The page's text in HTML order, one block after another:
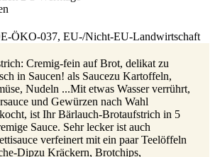
ÖKO-037, EU-/Nicht-EU-Landwirtschaft
Cremig-fein auf Brot, delikat zu
in Saucen! als Saucezu Kartoffeln,
Nudeln ...Mit etwas Wasser verrührt,
und Gewürzen nach Wahl
ist Ihr Bärlauch-Brotaufstrich in 5
Sauce. Sehr lecker ist auch
verfeinert mit ein paar Teelöffeln
Dipzu Kräckern, Brotchips,